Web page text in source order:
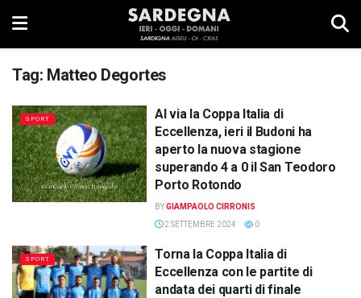
Tag: Matteo Degortes
SPORT
Al via la Coppa Italia di
Eccellenza, ieri il Budoni ha
aperto la nuova stagione
superando 4 a 0 il San Teodoro
Porto Rotondo
BYGIAMPAOLO CIRRONIS
2 SETTEMBRE 2024
0
SPORT
Torna la Coppa Italia di
Eccellenza con le partite di
andata dei quarti di finale